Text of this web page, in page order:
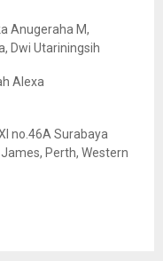
Anugeraha M,
Dwi Utariningsih
Alexa
no.46A Surabaya
Perth, Western